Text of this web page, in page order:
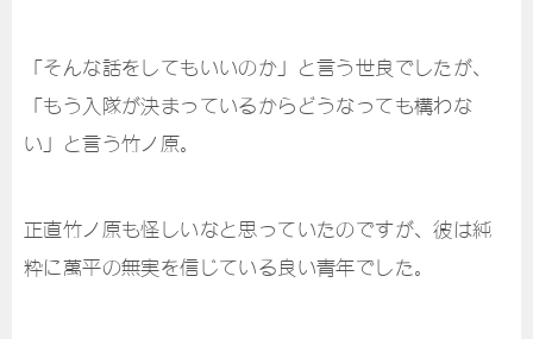
「そんな話をしてもいいのか」と言う世良でしたが、
「もう入隊が決まっているからどうなっても構わな
い」と言う竹ノ原。
正直竹ノ原も怪しいなと思っていたのですが、彼は純
粋に萬平の無実を信じている良い青年でした。